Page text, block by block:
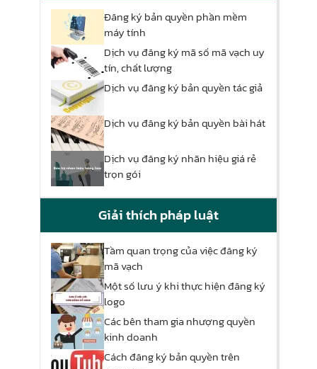
Đăng ký bản quyền phần mềm
máy tính
Dịch vụ đăng ký mã số mã vạch uy
tín, chất lượng
Dịch vụ đăng ký bản quyền tác giả
Dịch vụ đăng ký bản quyền bài hát
Dịch vụ đăng ký nhãn hiệu giá rẻ
trọn gói
Giải thích pháp luật
Tầm quan trọng của việc đăng ký
mã vạch
Một số lưu ý khi thực hiện đăng ký
logo
Các bên tham gia nhượng quyền
kinh doanh
Cách đăng ký bản quyền trên